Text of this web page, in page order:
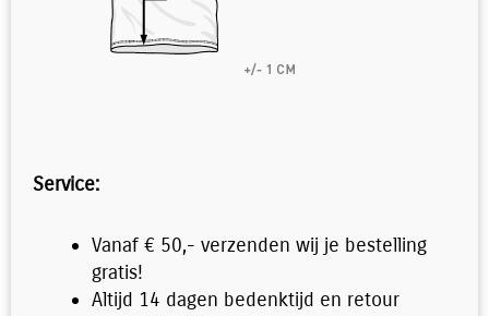
Service:
Vanaf € 50,- verzenden wij je bestelling
gratis!
Altijd 14 dagen bedenktijd en retour